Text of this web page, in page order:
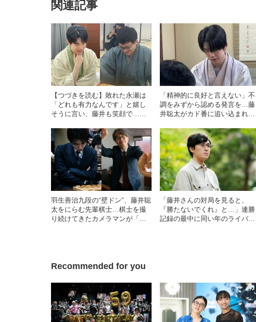
関連記事
【つづきを読む】敗れた永瀬は
「どれも有力なんです」と嬉し
そうに言い、藤井も笑顔で…フ
対局室では「まさかの光景」が
広がっていた
「精神的に良好と言えない」不
調をみずから認める発言を…藤
井聡太がカド番に追い込まれた
舞台裏では何が起きていたのか
羽生善治九段の“壁ドン”、藤井聡
太をにらむ先輩棋士…棋士を撮
り続けてきたカメラマンが「忘
「藤井さんの対局を見ると、
『勝たないでくれ』と…」連勝
記録の最中に同い年のライバル
Recommended for you